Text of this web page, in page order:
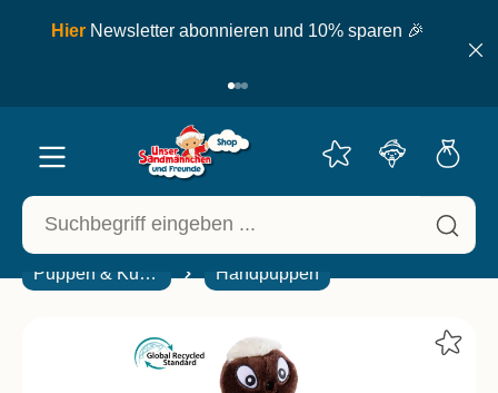
springen
Hier Newsletter abonnieren und 10% sparen 🎉
Puppen & Kuscheltiere Handpuppen